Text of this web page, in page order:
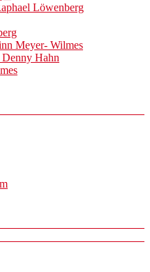
Löwenberg
Meyer- Wilmes
Hahn